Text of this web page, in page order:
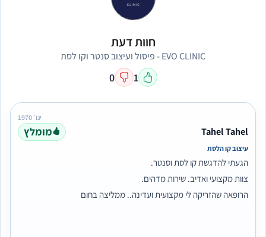
חוות דעת
EVO CLINIC - פיסול ועיצוב סנטר וקו לסת
1
0
ינו׳ 1970
Tahel Tahel מומלץ
עיצוב קו הלסת
הגעתי להדגשת קו לסת וסנטר.
צוות מקצועי ואדיב. שירות מדהים.
הרופאה שהזריקה לי מקצועית ועדינה.. ממליצה בחום